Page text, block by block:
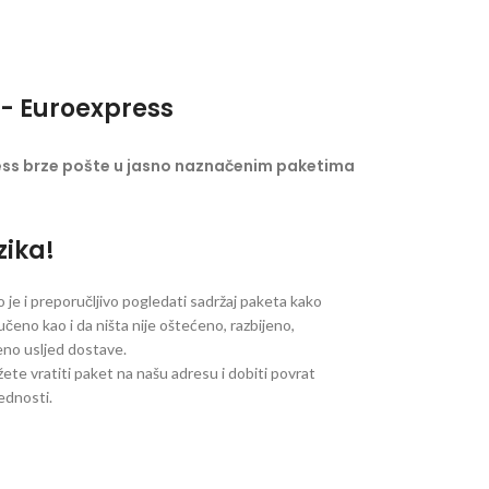
Euroexpress
brze pošte u jasno naznačenim paketima
i preporučljivo pogledati sadržaj paketa kako
kao i da ništa nije oštećeno, razbijeno,
usljed dostave.
vratiti paket na našu adresu i dobiti povrat